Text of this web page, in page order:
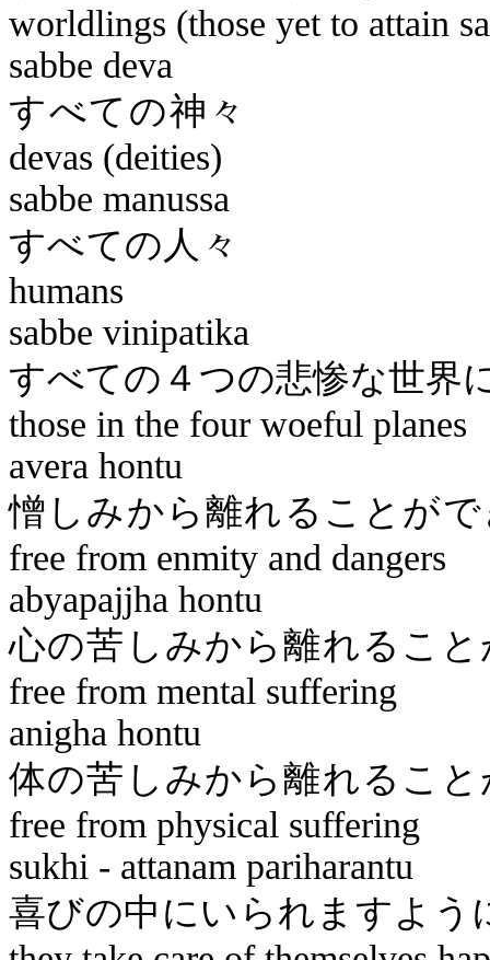
worldlings (those yet to attain
sabbe deva
すべ
devas (deities)
sabbe manussa
すべ
humans
sabbe vinipatika
すべての４つの
those in the four woeful planes
avera hontu
憎しみから離れる
free from enmity and dangers
abyapajjha hontu
心の苦しみから離れ
free from mental suffering
anigha hontu
体の苦しみから離れ
free from physical suffering
sukhi - attanam pariharantu
喜びの中にい